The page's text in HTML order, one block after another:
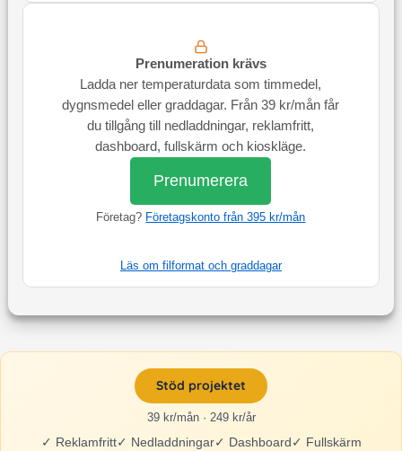
Prenumeration krävs
Ladda ner temperaturdata som timmedel,
dygnsmedel eller graddagar. Från 39 kr/mån får
du tillgång till nedladdningar, reklamfritt,
dashboard, fullskärm och kioskläge.
Prenumerera
Företag? Företagskonto från 395 kr/mån
Läs om filformat och graddagar
Stöd projektet
39 kr/mån · 249 kr/år
✓ Reklamfritt✓ Nedladdningar✓ Dashboard✓ Fullskärm